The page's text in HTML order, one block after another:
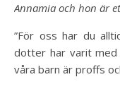
Annamia och hon är
”För oss har du
dotter har varit
våra barn är proffs